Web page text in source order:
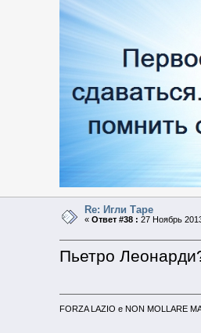
Re: Игли Таре
«Ответ #38 : 27 Ноябрь
Пьетро
FORZA LAZIO e NON MOLLARE